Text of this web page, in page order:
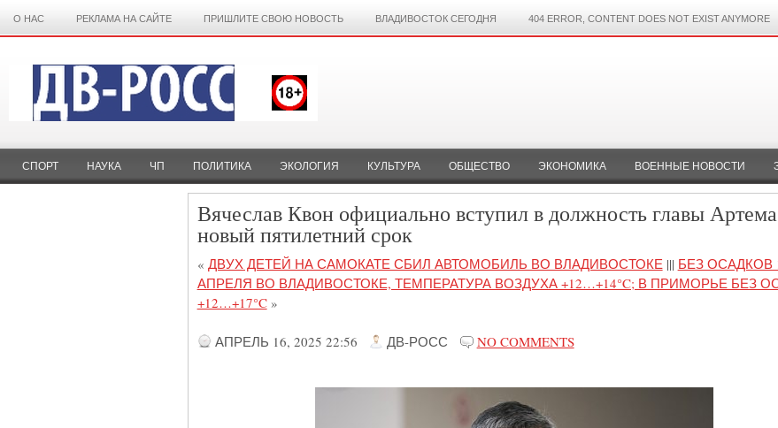
О НАС РЕКЛАМА НА САЙТЕ ПРИШЛИТЕ СВОЮ НОВОСТЬ ВЛАДИВОСТОК СЕГОДНЯ 404 ERROR, CONTENT DOES NOT EXIST ANYMORE
СПОРТ НАУКА ЧП ПОЛИТИКА ЭКОЛОГИЯ КУЛЬТУРА ОБЩЕСТВО ЭКОНОМИКА ВОЕННЫЕ НОВОСТИ
Вячеслав Квон официально вступил в должность главы
новый пятилетний срок
« ДВУХ ДЕТЕЙ НА САМОКАТЕ СБИЛ АВТОМОБИЛЬ ВО ВЛАДИВОСТОКЕ||| БЕЗ ОСАДКОВ
АПРЕЛЯ ВО ВЛАДИВОСТОКЕ, ТЕМПЕРАТУРА ВОЗДУХА +12…+14°C; В ПРИМОРЬЕ БЕЗ
+12…+17°C»
АПРЕЛЬ 16, 2025 22:56 ДВ-РОСС NO COMMENTS